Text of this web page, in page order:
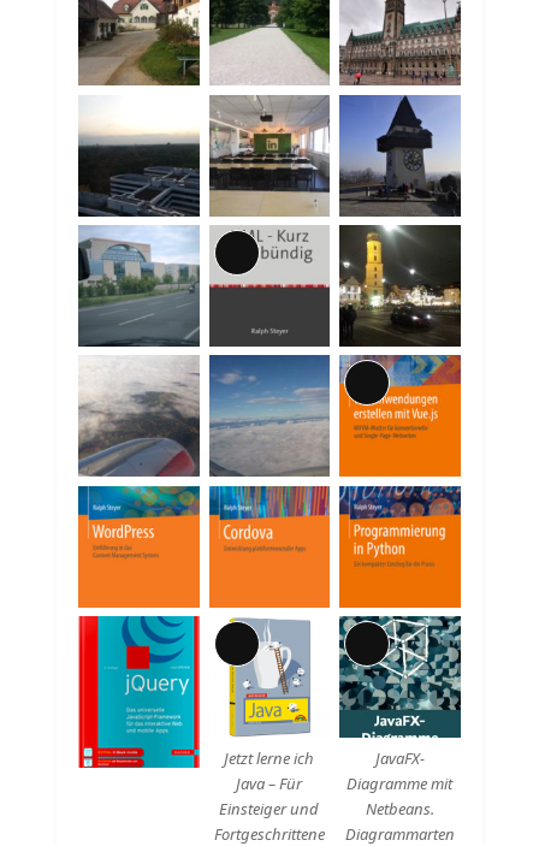
Lange
Beschreibung
Lange
Beschreibung
Lange
Beschreibung
Jetzt lerne ich
Java – Für
Einsteiger und
Fortgeschrittene
Lange
Beschreibung
JavaFX-
Diagramme mit
Netbeans.
Diagrammarten